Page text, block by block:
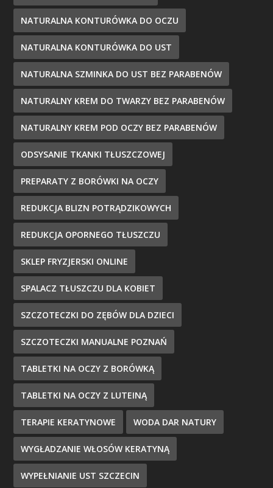
NATURALNA KONTURÓWKA DO OCZU
NATURALNA KONTURÓWKA DO UST
NATURALNA SZMINKA DO UST BEZ PARABENÓW
NATURALNY KREM DO TWARZY BEZ PARABENÓW
NATURALNY KREM POD OCZY BEZ PARABENÓW
ODSYSANIE TKANKI TŁUSZCZOWEJ
PREPARATY Z BORÓWKI NA OCZY
REDUKCJA BLIZN POTRĄDZIKOWYCH
REDUKCJA OPORNEGO TŁUSZCZU
SKLEP FRYZJERSKI ONLINE
SPALACZ TŁUSZCZU DLA KOBIET
SZCZOTECZKI DO ZĘBÓW DLA DZIECI
SZCZOTECZKI MANUALNE POZNAŃ
TABLETKI NA OCZY Z BORÓWKĄ
TABLETKI NA OCZY Z LUTEINĄ
TERAPIE KERATYNOWE WODA DAR NATURY
WYGŁADZANIE WŁOSÓW KERATYNĄ
WYPEŁNIANIE UST SZCZECIN